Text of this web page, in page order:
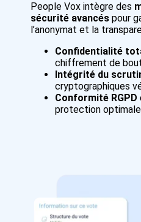
People Vox intègre des
sécurité avancés pour
l’anonymat et la
Confidentialité
chiffrement de
Intégrité du
cryptographiques
Conformité RGPD
protection